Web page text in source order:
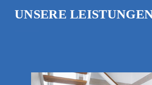
UNSERE